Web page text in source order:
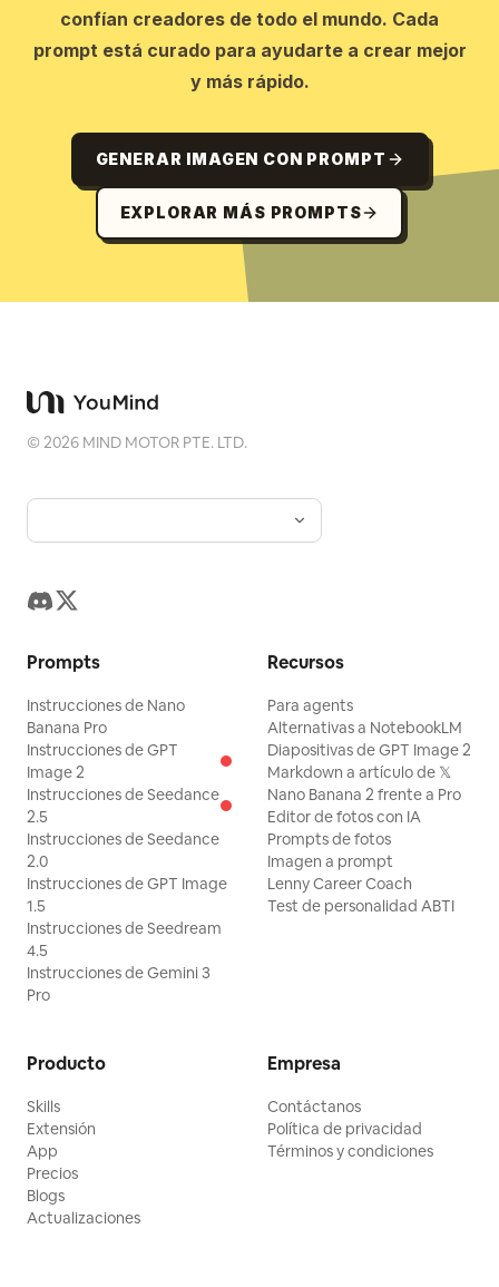
confían creadores de todo el mundo. Cada
prompt está curado para ayudarte a crear mejor
y más rápido.
GENERAR IMAGEN CON PROMPT
EXPLORAR MÁS PROMPTS
©2026 MIND MOTOR PTE. LTD.
Prompts
Instrucciones de Nano
Banana Pro
Instrucciones de GPT
Image 2
Instrucciones de Seedance
2.5
Instrucciones de Seedance
2.0
Instrucciones de GPT Image
1.5
Instrucciones de Seedream
4.5
Instrucciones de Gemini 3
Pro
Recursos
Para agents
Alternativas a NotebookLM
Diapositivas de GPT Image 2
Markdown a artículo de 𝕏
Nano Banana 2 frente a Pro
Editor de fotos con IA
Prompts de fotos
Imagen a prompt
Lenny Career Coach
Test de personalidad ABTI
Producto
Skills
Extensión
App
Precios
Blogs
Actualizaciones
Empresa
Contáctanos
Política de privacidad
Términos y condiciones